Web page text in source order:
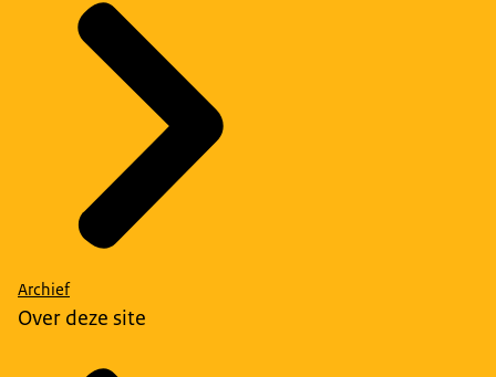
Archief
Over deze site